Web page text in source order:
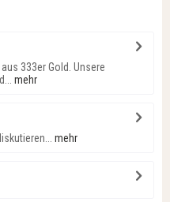
333er Gold. Unsere
mehr
mehr